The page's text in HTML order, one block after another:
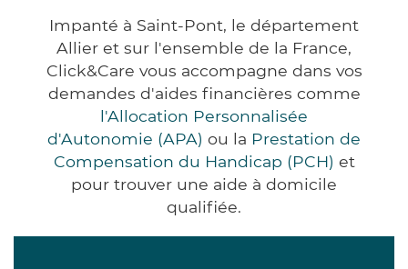
Impanté à Saint-Pont, le département
Allier et sur l'ensemble de la France,
Click&Care vous accompagne dans vos
demandes d'aides financières comme
l'Allocation Personnalisée
d'Autonomie (APA) ou la Prestation de
Compensation du Handicap (PCH) et
pour trouver une aide à domicile
qualifiée.